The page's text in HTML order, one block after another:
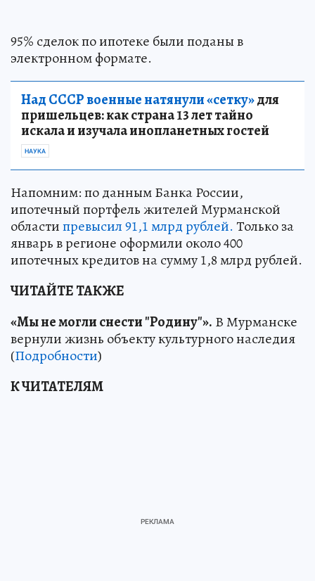
95% сделок по ипотеке были поданы в
электронном формате.
Над СССР военные натянули «сетку»для
пришельцев: как страна 13 лет тайно
искала и изучала инопланетных гостей
НАУКА
Напомним: по данным Банка России,
ипотечный портфель жителей Мурманской
областипревысил 91,1 млрд рублей. Только за
январь в регионе оформили около 400
ипотечных кредитов на сумму 1,8 млрд рублей.
ЧИТАЙТЕ ТАКЖЕ
«Мы не могли снести "Родину"». В Мурманске
вернули жизнь объекту культурного наследия
(Подробности)
К ЧИТАТЕЛЯМ